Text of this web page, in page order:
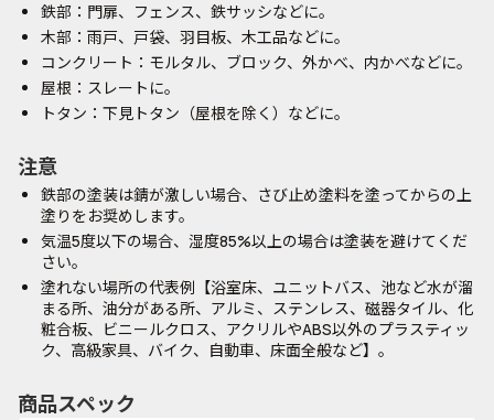
鉄部：門扉、フェンス、鉄サッシなどに。
木部：雨戸、戸袋、羽目板、木工品などに。
コンクリート：モルタル、ブロック、外かべ、内かべなどに。
屋根：スレートに。
トタン：下見トタン（屋根を除く）などに。
注意
鉄部の塗装は錆が激しい場合、さび止め塗料を塗ってからの上
塗りをお奨めします。
気温5度以下の場合、湿度85%以上の場合は塗装を避けてくだ
さい。
塗れない場所の代表例【浴室床、ユニットバス、池など水が溜
まる所、油分がある所、アルミ、ステンレス、磁器タイル、化
粧合板、ビニールクロス、アクリルやABS以外のプラスティッ
ク、高級家具、バイク、自動車、床面全般など】。
商品スペック